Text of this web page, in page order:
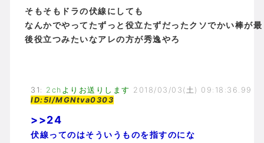
そもそもドラの伏線にしても
なんかでやってたずっと役立たずだったクソでかい棒が最
後役立つみたいなアレの方が秀逸やろ
31 : 2chよりお送りします 2018/03/03(土) 09:18:36.99
ID:5l/MGNtva0303
>>24
伏線ってのはそういうものを指すのにな